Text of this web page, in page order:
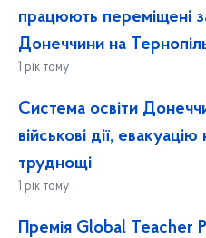
працюють переміщені
Донеччини на
1 рік тому
Система освіти
військові дії,
труднощі
1 рік тому
Премія Global Teacher